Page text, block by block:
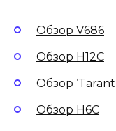
Обзор V686
Обзор H12C
Обзор
Обзор H6C